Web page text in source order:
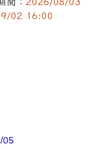
02 16:00
05